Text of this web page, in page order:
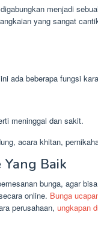
menjadi
yang sangat
ada beberapa fungsi
meninggal dan sakit.
acara khitan,
Baik
bunga, agar
online. Bunga
perusahaan, ungkapan